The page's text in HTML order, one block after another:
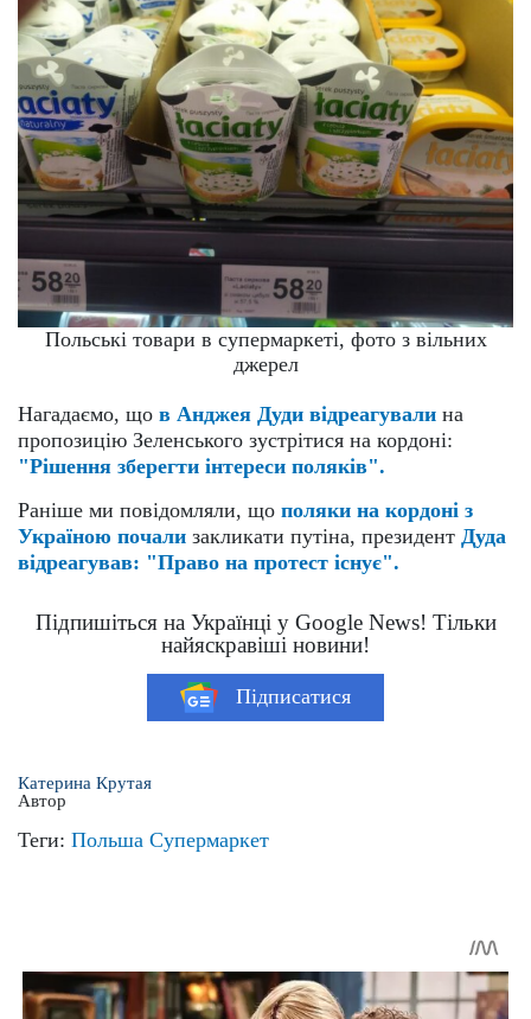
Польські товари в супермаркеті, фото з вільних
джерел
Нагадаємо, що в Анджея Дуди відреагували на
пропозицію Зеленського зустрітися на кордоні:
"Рішення зберегти інтереси поляків".
Раніше ми повідомляли, що поляки на кордоні з
Україною почали закликати путіна, президент Дуда
відреагував: "Право на протест існує".
Підпишіться на Українці у Google News! Тільки
найяскравіші новини!
Підписатися
Катерина Крутая
Автор
Теги: Польша Супермаркет